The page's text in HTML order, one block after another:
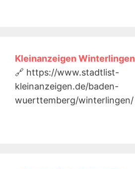
Kleinanzeigen Winterlingen
🔗 https://www.stadtlist-
kleinanzeigen.de/baden-
wuerttemberg/winterlingen/